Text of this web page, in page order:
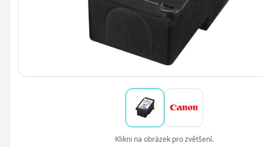
Klikni na obrázek pro zvětšení.